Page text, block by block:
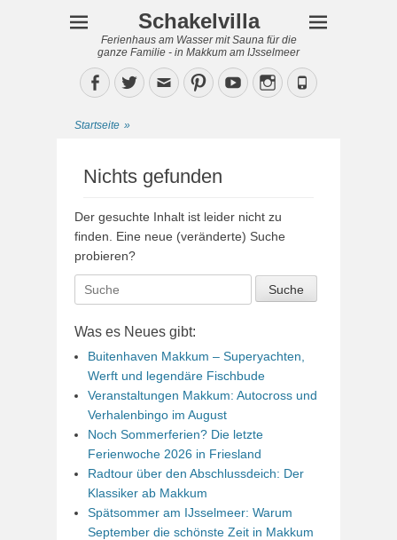
Schakelvilla
Ferienhaus am Wasser mit Sauna für die
ganze Familie - in Makkum am IJsselmeer
Facebook
TwitterEmailPinterestYouTubeInstagram
Phone
Startseite »
Nichts gefunden
Der gesuchte Inhalt ist leider nicht zu
finden. Eine neue (veränderte) Suche
probieren?
Suche
nach:
Was es Neues gibt:
Buitenhaven Makkum – Superyachten,
Werft und legendäre Fischbude
Veranstaltungen Makkum: Autocross und
Verhalenbingo im August
Noch Sommerferien? Die letzte
Ferienwoche 2026 in Friesland
Radtour über den Abschlussdeich: Der
Klassiker ab Makkum
Spätsommer am IJsselmeer: Warum
September die schönste Zeit in Makkum